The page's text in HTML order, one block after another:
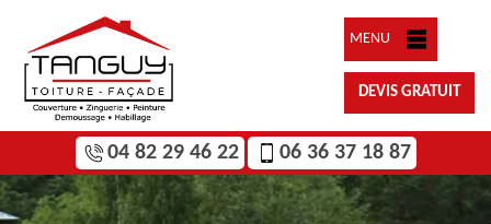
MENU
DEVIS GRATUIT
04 82 29 46 22 06 36 37 18 87